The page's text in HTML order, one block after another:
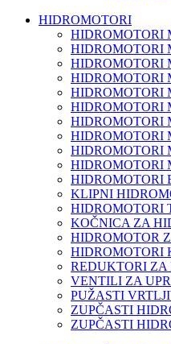
HIDROMOTORI
HIDROMOTORI
HIDROMOTORI
HIDROMOTORI
HIDROMOTORI
HIDROMOTORI
HIDROMOTORI
HIDROMOTORI
HIDROMOTORI
HIDROMOTORI
HIDROMOTORI
HIDROMOTORI
KLIPNI
HIDROMOTORI
KOČNICA ZA
HIDROMOTOR
HIDROMOTORI
REDUKTORI ZA
VENTILI ZA
PUŽASTI
ZUPČASTI
ZUPČASTI